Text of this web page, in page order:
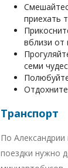
приехать
вблизи от
семи
Транспорт
По
поездки нужно